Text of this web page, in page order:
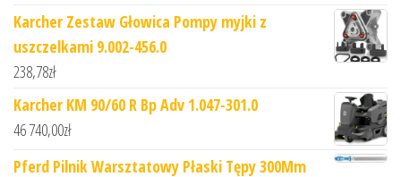
Karcher Zestaw Głowica Pompy myjki z
uszczelkami 9.002-456.0
238,78zł
Karcher KM 90/60 R Bp Adv 1.047-301.0
46 740,00zł
Pferd Pilnik Warsztatowy Płaski Tępy 300Mm